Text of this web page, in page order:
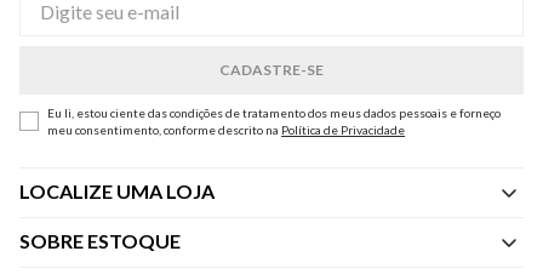
Eu li, estou ciente das condições de tratamento dos meus dados pessoais e forneço
meu consentimento, conforme descrito na Política de Privacidade
LOCALIZE UMA LOJA
SOBRE ESTOQUE